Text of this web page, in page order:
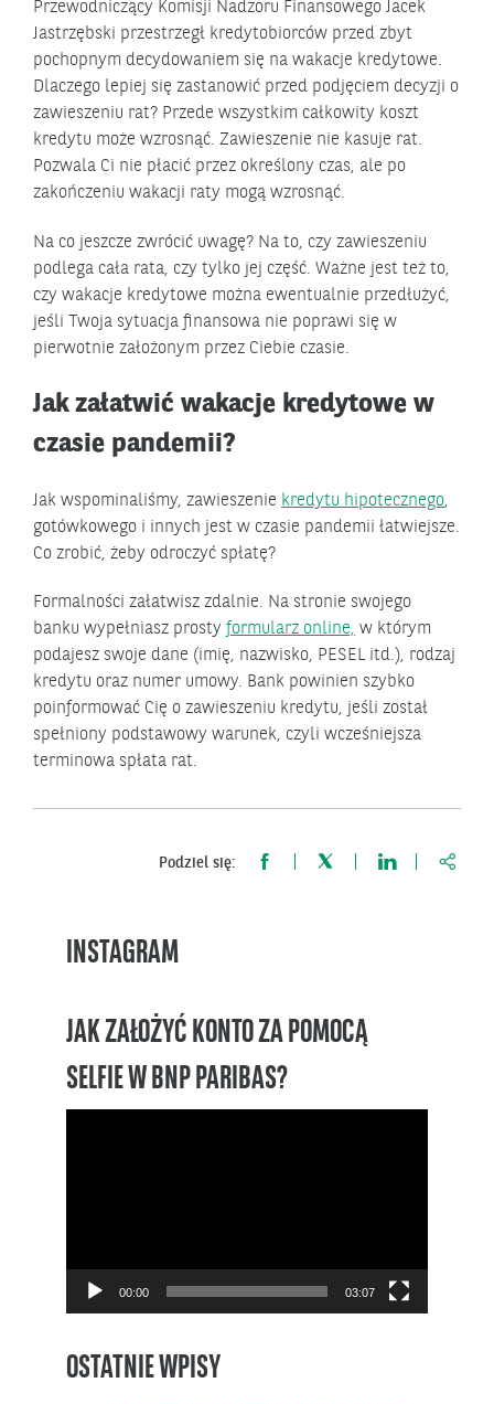
Przewodniczący Komisji Nadzoru Finansowego Jacek
Jastrzębski przestrzegł kredytobiorców przed zbyt
pochopnym decydowaniem się na wakacje kredytowe.
Dlaczego lepiej się zastanowić przed podjęciem decyzji o
zawieszeniu rat? Przede wszystkim całkowity koszt
kredytu może wzrosnąć. Zawieszenie nie kasuje rat.
Pozwala Ci nie płacić przez określony czas, ale po
zakończeniu wakacji raty mogą wzrosnąć.
Na co jeszcze zwrócić uwagę? Na to, czy zawieszeniu
podlega cała rata, czy tylko jej część. Ważne jest też to,
czy wakacje kredytowe można ewentualnie przedłużyć,
jeśli Twoja sytuacja finansowa nie poprawi się w
pierwotnie założonym przez Ciebie czasie.
Jak załatwić wakacje kredytowe w
czasie pandemii?
Jak wspominaliśmy, zawieszenie kredytu hipotecznego,
gotówkowego i innych jest w czasie pandemii łatwiejsze.
Co zrobić, żeby odroczyć spłatę?
Formalności załatwisz zdalnie. Na stronie swojego
banku wypełniasz prosty formularz online, w którym
podajesz swoje dane (imię, nazwisko, PESEL itd.), rodzaj
kredytu oraz numer umowy. Bank powinien szybko
poinformować Cię o zawieszeniu kredytu, jeśli został
spełniony podstawowy warunek, czyli wcześniejsza
terminowa spłata rat.
Podziel się:
INSTAGRAM
JAK ZAŁOŻYĆ KONTO ZA POMOCĄ
SELFIE W BNP PARIBAS?
00:00 03:07
OSTATNIE WPISY